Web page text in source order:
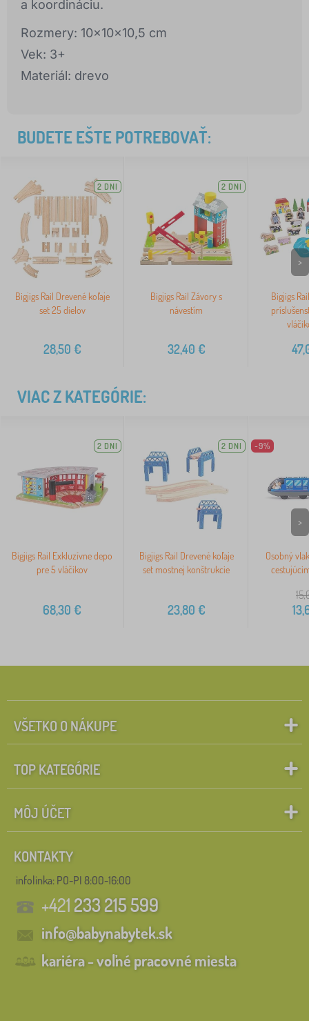
a koordináciu.
Rozmery: 10x10x10,5 cm
Vek: 3+
Materiál: drevo
BUDETE EŠTE POTREBOVAŤ:
2 DNI
Bigjigs Rail Drevené koľaje
set 25 dielov
28,50 €
2 DNI
Bigjigs Rail Závory s
návestím
32,40 €
Bigjigs
>
VIAC Z KATEGÓRIE:
2 DNI
Bigjigs Rail Exkluzívne depo
pre 5 vláčikov
68,30 €
2 DNI
Bigjigs Rail Drevené koľaje
set mostnej konštrukcie
23,80 €
-9%
Osobný
>
VŠETKO O NÁKUPE
TOP KATEGÓRIE
MÔJ ÚČET
KONTAKTY
infolinka: PO-PI 8:00-16:00
+421233 215 599
info@babynabytek.sk
kariéra - voľné pracovné miesta